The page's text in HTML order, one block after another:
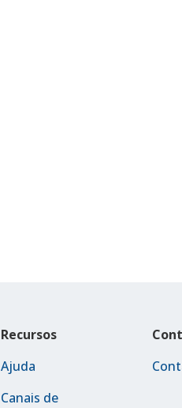
Recursos
Ajuda
Canais de